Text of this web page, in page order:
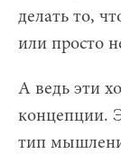
делать то,
или просто
А ведь эти
концепции.
тип